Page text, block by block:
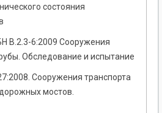
состояния
В.2.3-6:2009 Сооружения
Обследование и испытание
Сооружения транспорта
мостов.